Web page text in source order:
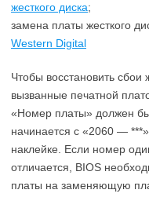
жесткого диска;
замена платы жесткого
Western Digital
Чтобы восстановить сбои
вызванные печатной
«Номер платы» должен
начинается с «2060 —
наклейке. Если номер
отличается, BIOS
платы на заменяющую